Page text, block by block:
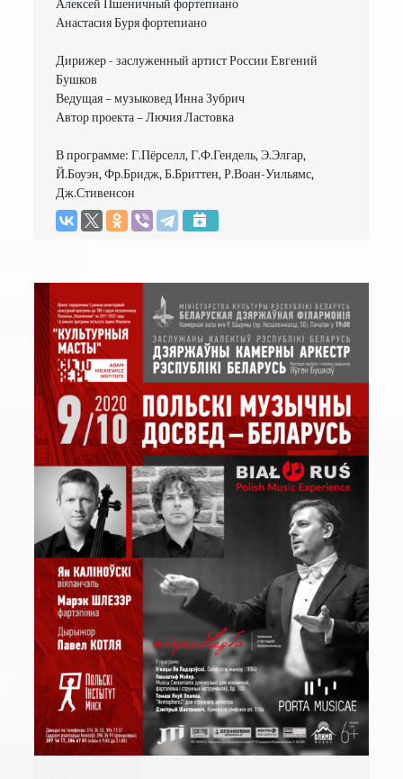
Алексей Пшеничный фортепиано
Анастасия Буря фортепиано
Дирижер - заслуженный артист России Евгений
Бушков
Ведущая – музыковед Инна Зубрич
Автор проекта – Лючия Ластовка
В программе: Г.Пёрселл, Г.Ф.Гендель, Э.Элгар,
Й.Боуэн, Фр.Бридж, Б.Бриттен, Р.Воан-Уильямс,
Дж.Стивенсон